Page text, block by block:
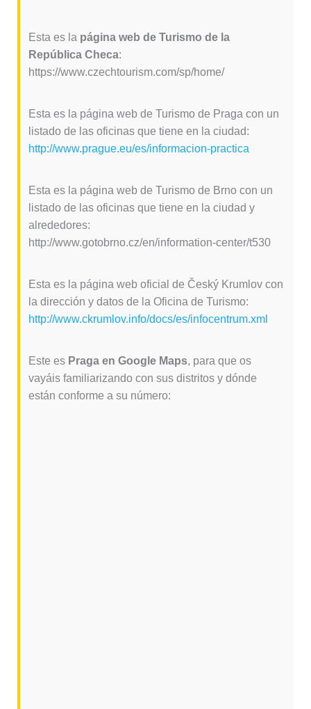
Esta es la página web de Turismo de la
República Checa:
https://www.czechtourism.com/sp/home/
Esta es la página web de Turismo de Praga con un
listado de las oficinas que tiene en la ciudad:
http://www.prague.eu/es/informacion-practica
Esta es la página web de Turismo de Brno con un
listado de las oficinas que tiene en la ciudad y
alrededores:
http://www.gotobrno.cz/en/information-center/t530
Esta es la página web oficial de Český Krumlov con
la dirección y datos de la Oficina de Turismo:
http://www.ckrumlov.info/docs/es/infocentrum.xml
Este es Praga en Google Maps, para que os
vayáis familiarizando con sus distritos y dónde
están conforme a su número: